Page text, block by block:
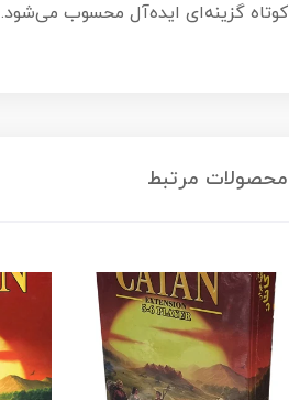
کوتاه گزینه‌ای ایده‌آل محسوب می‌شود.
محصولات مرتبط